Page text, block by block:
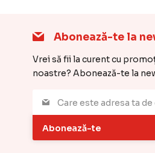
Abonează-te la
Vrei să fii la curent cu
noastre? Abonează-te la
Abonează-te